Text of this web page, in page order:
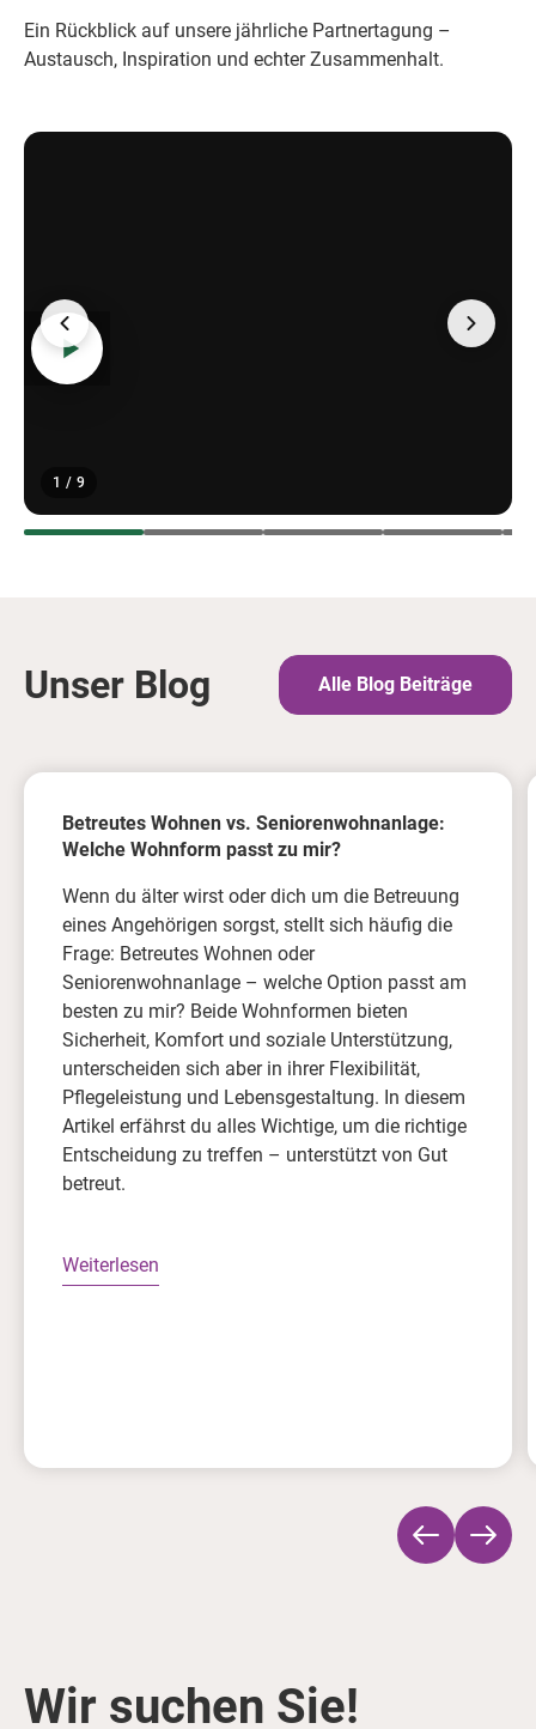
Ein Rückblick auf unsere jährliche Partnertagung –
Austausch, Inspiration und echter Zusammenhalt.
1 / 9
Unser Blog Alle Blog Beiträge
Betreutes Wohnen vs. Seniorenwohnanlage:
Welche Wohnform passt zu mir?
Wenn du älter wirst oder dich um die Betreuung
eines Angehörigen sorgst, stellt sich häufig die
Frage: Betreutes Wohnen oder
Seniorenwohnanlage – welche Option passt am
besten zu mir? Beide Wohnformen bieten
Sicherheit, Komfort und soziale Unterstützung,
unterscheiden sich aber in ihrer Flexibilität,
Pflegeleistung und Lebensgestaltung. In diesem
Artikel erfährst du alles Wichtige, um die richtige
Entscheidung zu treffen – unterstützt von Gut
betreut.
Weiterlesen
Wir suchen Sie!